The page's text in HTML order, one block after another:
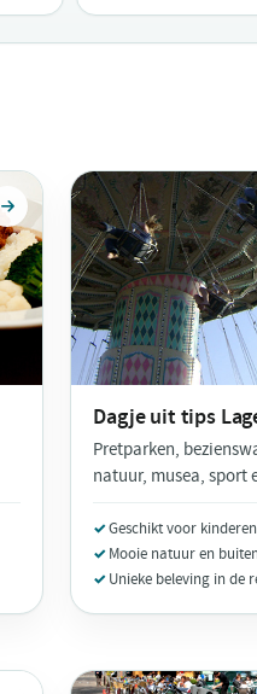
Dagje uit tips
Pretparken,
natuur, musea, sport
Geschikt voor kinderen
Mooie natuur en
Unieke beleving in de